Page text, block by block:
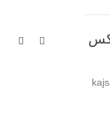
16 پرومکس